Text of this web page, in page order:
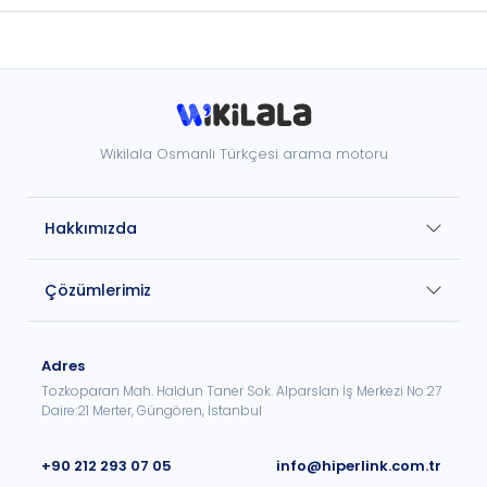
Wikilala Osmanlı Türkçesi arama motoru
Hakkımızda
Çözümlerimiz
Adres
Tozkoparan Mah. Haldun Taner Sok. Alparslan İş Merkezi No:27
Daire:21 Merter, Güngören, İstanbul
+90 212 293 07 05 info@hiperlink.com.tr